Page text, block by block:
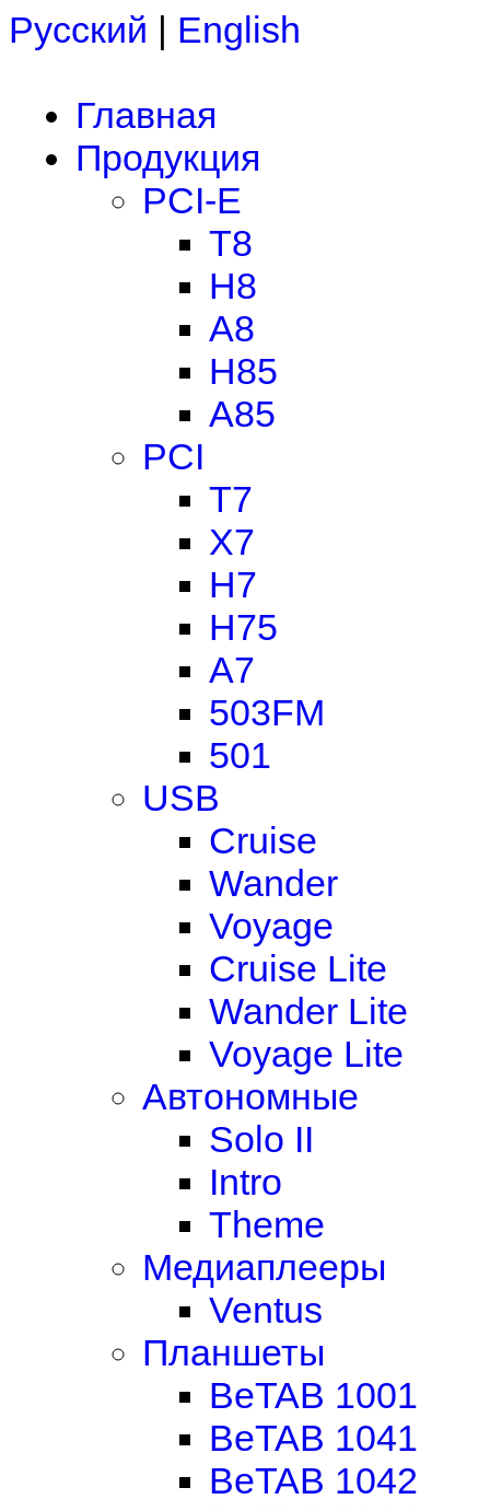
Русский | English
Главная
Продукция
PCI-E
T8
H8
A8
H85
A85
PCI
T7
X7
H7
H75
A7
503FM
501
USB
Cruise
Wander
Voyage
Cruise Lite
Wander Lite
Voyage Lite
Автономные
Solo II
Intro
Theme
Медиаплееры
Ventus
Планшеты
BeTAB 1001
BeTAB 1041
BeTAB 1042